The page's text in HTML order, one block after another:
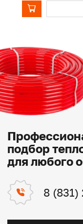
подбор
для любого
8 (831)